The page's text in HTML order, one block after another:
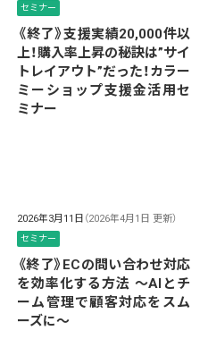
セミナー
《終了》支援実績20,000件以
上！購入率上昇の秘訣は”サイ
トレイアウト”だった！カラー
ミーショップ支援金活用セ
ミナー
2026年3月11日 （2026年4月1日 更新）
セミナー
《終了》ECの問い合わせ対応
を効率化する方法 ～AIとチ
ーム管理で顧客対応をスム
ーズに～